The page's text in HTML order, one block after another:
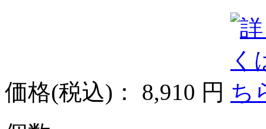
価格(税込) ： 8,910 円